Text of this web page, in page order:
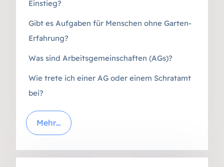
Einstieg?
Gibt es Aufgaben für Menschen ohne Garten-
Erfahrung?
Was sind Arbeitsgemeinschaften (AGs)?
Wie trete ich einer AG oder einem Schratamt
bei?
Mehr…